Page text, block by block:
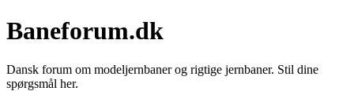
Baneforum.dk
Dansk forum om modeljernbaner og rigtige jernbaner. Stil dine
spørgsmål her.